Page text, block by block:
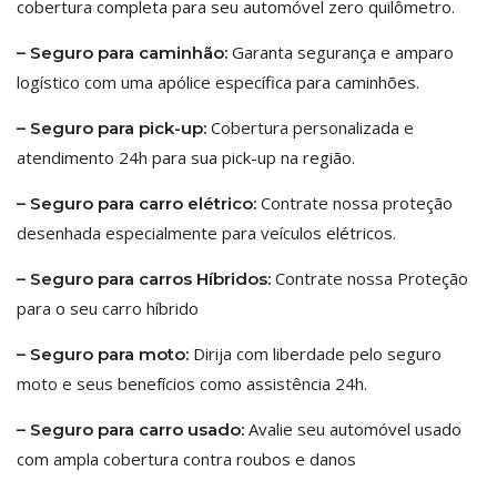
cobertura completa para seu automóvel zero quilômetro.
– Seguro para caminhão: Garanta segurança e amparo
logístico com uma apólice específica para caminhões.
– Seguro para pick-up: Cobertura personalizada e
atendimento 24h para sua pick-up na região.
– Seguro para carro elétrico: Contrate nossa proteção
desenhada especialmente para veículos elétricos.
– Seguro para carros Híbridos: Contrate nossa Proteção
para o seu carro híbrido
– Seguro para moto: Dirija com liberdade pelo seguro
moto e seus benefícios como assistência 24h.
– Seguro para carro usado: Avalie seu automóvel usado
com ampla cobertura contra roubos e danos